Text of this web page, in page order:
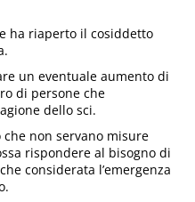
ha riaperto il cosiddetto
un eventuale aumento di
di persone che
dello sci.
che non servano misure
rispondere al bisogno di
considerata l’emergenza